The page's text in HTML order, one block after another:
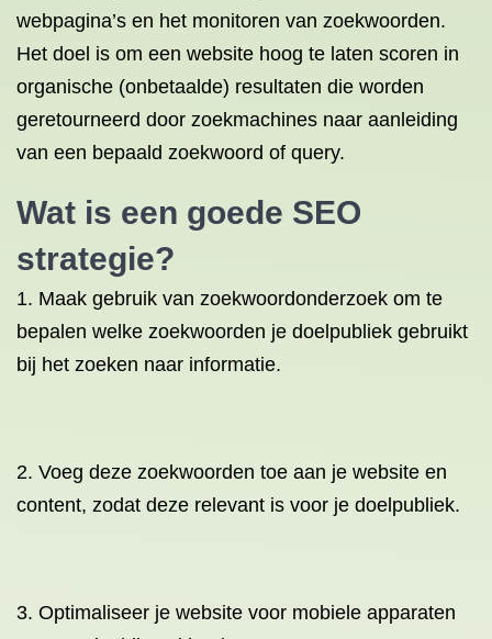
webpagina’s en het monitoren van zoekwoorden.
Het doel is om een website hoog te laten scoren in
organische (onbetaalde) resultaten die worden
geretourneerd door zoekmachines naar aanleiding
van een bepaald zoekwoord of query.
Wat is een goede SEO
strategie?
1. Maak gebruik van zoekwoordonderzoek om te
bepalen welke zoekwoorden je doelpubliek gebruikt
bij het zoeken naar informatie.
2. Voeg deze zoekwoorden toe aan je website en
content, zodat deze relevant is voor je doelpubliek.
3. Optimaliseer je website voor mobiele apparaten